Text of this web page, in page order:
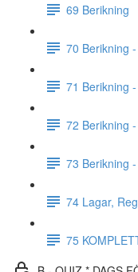
69 Berikning
70 Berikning
71 Berikning
72 Berikning
73 Berikning
74 Lagar,
75